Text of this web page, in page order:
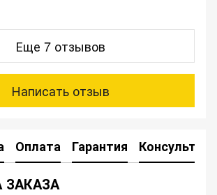
Еще 7 отзывов
Написать отзыв
Оплата Гарантия
ЗАКАЗА